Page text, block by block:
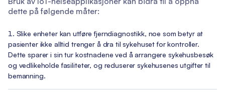
dette på følgende måter:
Slike enheter kan utføre fjerndiagnostikk, noe som betyr at
pasienter ikke alltid trenger å dra til sykehuset for kontroller.
Dette sparer i sin tur kostnadene ved å arrangere sykehusbesøk
og vedlikeholde fasiliteter, og reduserer sykehusenes utgifter til
bemanning.